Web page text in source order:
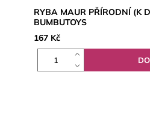
RYBA MAUR PŘÍRODNÍ (K
BUMBUTOYS
167 Kč